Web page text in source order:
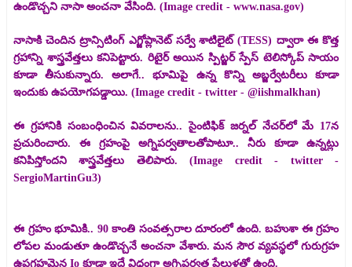
ఉండొచ్చని నాసా అంచనా వేసింది. (Image credit - www.nasa.gov)
నాసాకి చెందిన ట్రాన్సిటింగ్ ఎగ్జోప్లానెట్ సర్వే శాటిలైట్ (TESS) ద్వారా ఈ కొత్త
గ్రహాన్ని శాస్త్రవేత్తలు కనిపెట్టారు. రిటైర్ అయిన స్పిట్జర్ స్పేస్ టెలిస్కోప్ సాయం
కూడా తీసుకున్నారు. అలాగే.. భూమిపై ఉన్న కొన్ని అబ్జర్వేటరీలు కూడా
ఇందుకు ఉపయోగపడ్డాయి. (Image credit - twitter - @iishmalkhan)
ఈ గ్రహానికి సంబంధించిన వివరాలను.. సైంటిఫిక్ జర్నల్ నేచర్‌లో మే 17న
ప్రచురించారు. ఈ గ్రహంపై అగ్నిపర్వతాలతోపాటూ.. నీరు కూడా ఉన్నట్లు
కనిపిస్తోందని శాస్త్రవేత్తలు తెలిపారు. (Image credit - twitter -
SergioMartinGu3)
ఈ గ్రహం భూమికి.. 90 కాంతి సంవత్సరాల దూరంలో ఉంది. బహుశా ఈ గ్రహం
లోపల మండుతూ ఉండొచ్చనే అంచనా వేశారు. మన సౌర వ్యవస్థలో గురుగ్రహ
ఉపగ్రహమైన Io కూడా ఇదే విధంగా అగ్నిపర్వత పేలుళ్లతో ఉంది.